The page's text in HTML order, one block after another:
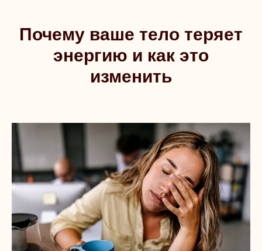
Почему ваше тело теряет
энергию и как это
изменить